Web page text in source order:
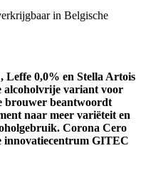
in Belgische
Leffe 0,0% en Stella Artois
alcoholvrije variant voor
brouwer beantwoordt
naar meer variëteit en
Corona Cero
GITEC